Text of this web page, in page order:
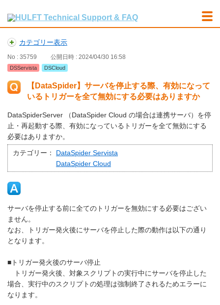
カテゴリー表示
No : 35759 公開日時 : 2024/04/30 16:58
DSServista DSCloud
【DataSpider】サーバを停止する際、有効になって
いるトリガーを全て無効にする必要はありますか
DataSpiderServer （DataSpider Cloud の場合は連携サーバ）を停
止・再起動する際、有効になっているトリガーを全て無効にする
必要はありますか。
カテゴリー：
DataSpider Servista
DataSpider Cloud
サーバを停止する前に全てのトリガーを無効にする必要はござい
ません。
なお、トリガー発火後にサーバを停止した際の動作は以下の通り
となります。
■トリガー発火後のサーバ停止
トリガー発火後、対象スクリプトの実行中にサーバを停止した
場合、実行中のスクリプトの処理は強制終了されるためエラーに
なります。